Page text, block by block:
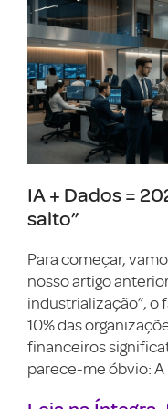
IA + Dados =
salto”
Para começar,
nosso artigo
industrialização”, o
10% das
financeiros
parece-me óbvio: